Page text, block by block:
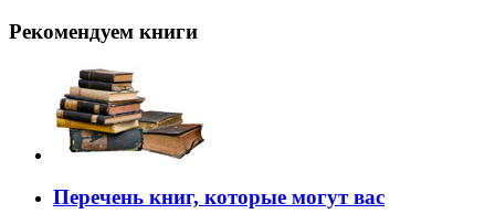
Рекомендуем книги
Перечень книг, которые могут вас